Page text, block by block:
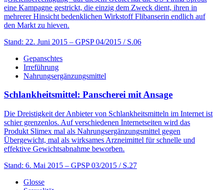
eine Kampagne gestrickt, die einzig dem Zweck dient, ihren in
mehrerer Hinsicht bedenklichen Wirkstoff Flibanserin endlich auf
den Markt zu hieven.
Stand: 22. Juni 2015 – GPSP 04/2015 / S.06
Gepanschtes
Irreführung
Nahrungsergänzungsmittel
Schlankheitsmittel: Panscherei mit Ansage
Die Dreistigkeit der Anbieter von Schlankheitsmitteln im Internet ist
schier grenzenlos. Auf verschiedenen Internetseiten wird das
Produkt Slimex mal als Nahrungsergänzungsmittel gegen
Übergewicht, mal als wirksames Arzneimittel für schnelle und
effektive Gewichtsabnahme beworben.
Stand: 6. Mai 2015 – GPSP 03/2015 / S.27
Glosse